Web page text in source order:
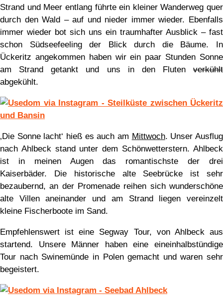
Strand und Meer entlang führte ein kleiner Wanderweg quer
durch den Wald – auf und nieder immer wieder. Ebenfalls
immer wieder bot sich uns ein traumhafter Ausblick – fast
schon Südseefeeling der Blick durch die Bäume. In
Ückeritz angekommen haben wir ein paar Stunden Sonne
am Strand getankt und uns in den Fluten verkühlt
abgekühlt.
‚Die Sonne lacht‘ hieß es auch am Mittwoch. Unser Ausflug
nach Ahlbeck stand unter dem Schönwetterstern. Ahlbeck
ist in meinen Augen das romantischste der drei
Kaiserbäder. Die historische alte Seebrücke ist sehr
bezaubernd, an der Promenade reihen sich wunderschöne
alte Villen aneinander und am Strand liegen vereinzelt
kleine Fischerboote im Sand.
Empfehlenswert ist eine Segway Tour, von Ahlbeck aus
startend. Unsere Männer haben eine eineinhalbstündige
Tour nach Swinemünde in Polen gemacht und waren sehr
begeistert.